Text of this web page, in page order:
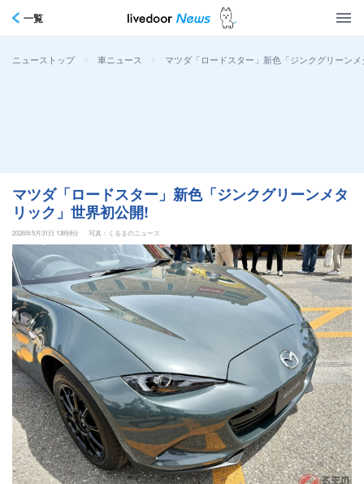
一覧
ニューストップ > 車ニュース > マツダ「ロードスター」新色「ジンクグリーン
マツダ「ロードスター」新色「ジンクグリーンメタ
リック」世界初公開!
2026年5月31日 13時8分 写真：くるまのニュース